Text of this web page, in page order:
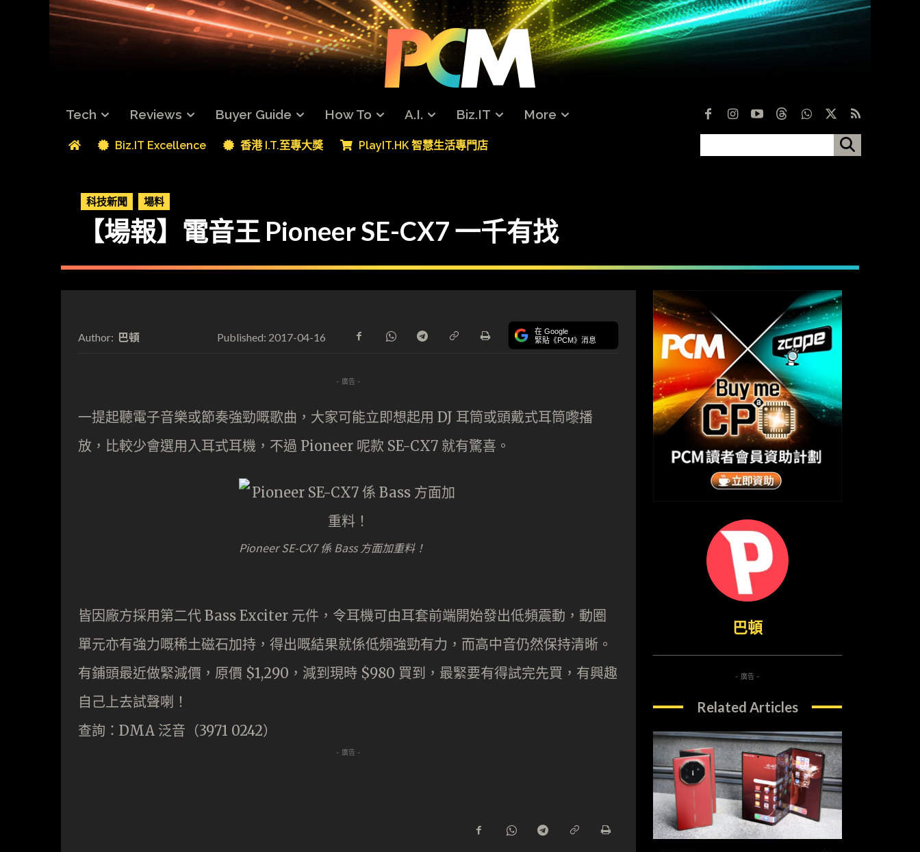
Tech Reviews Buyer Guide How To A.I. Biz.IT More
Biz.IT Excellence 香港 I.T.至專大獎 PlayIT.HK 智慧生活專門店
科技新聞 場料
【場報】電音王 Pioneer SE-CX7 一千有找
Author: 巴頓 Published: 2017-04-16 在 Google
緊貼《PCM》消息
- 廣告 -
一提起聽電子音樂或節奏強勁嘅歌曲，大家可能立即想起用 DJ 耳筒或頭戴式耳筒嚟播
放，比較少會選用入耳式耳機，不過 Pioneer 呢款 SE-CX7 就有驚喜。
Pioneer SE-CX7 係 Bass 方面加重料！
皆因廠方採用第二代 Bass Exciter 元件，令耳機可由耳套前端開始發出低頻震動，動圈
單元亦有強力嘅稀土磁石加持，得出嘅結果就係低頻強勁有力，而高中音仍然保持清晰。
有鋪頭最近做緊減價，原價 $1,290，減到現時 $980 買到，最緊要有得試完先買，有興趣
自己上去試聲喇！
查詢：DMA 泛音（3971 0242）
- 廣告 -
巴頓
- 廣告 -
Related Articles